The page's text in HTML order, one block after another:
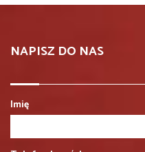
NAPISZ DO NAS
Imię